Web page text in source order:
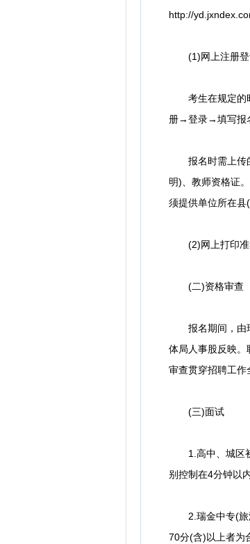
http://
(1)网上注册登
考生在规定的时
册→登录→填写报
报名时需上传的
明)、教师资格证
须提供单位所在县
(2)网上打印准考
(二)资格审查
报名期间，由瑞
体局人事股反映
审查贯穿招聘工作
(三)面试
1.高中、城区初
别控制在4分钟以
2.瑞金中专(旅游
70分(含)以上者为